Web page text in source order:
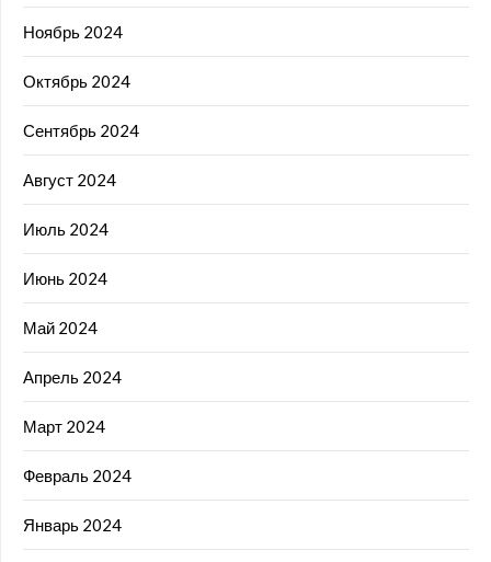
Ноябрь 2024
Октябрь 2024
Сентябрь 2024
Август 2024
Июль 2024
Июнь 2024
Май 2024
Апрель 2024
Март 2024
Февраль 2024
Январь 2024